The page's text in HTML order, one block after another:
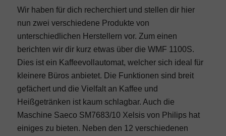
Wir haben für dich recherchiert und stellen dir hier
nun zwei verschiedene Produkte von
unterschiedlichen Herstellern vor. Zum einen
berichten wir dir kurz etwas über die WMF 1100S.
Dies ist ein Kaffeevollautomat, welcher sich ideal für
kleinere Büros anbietet. Die Funktionen sind breit
gefächert und die Vielfalt an Kaffee und
Heißgetränken ist kaum schlagbar. Auch die
Maschine Saeco SM7683/10 Xelsis von Philips hat
einiges zu bieten. Neben den 12 verschiedenen